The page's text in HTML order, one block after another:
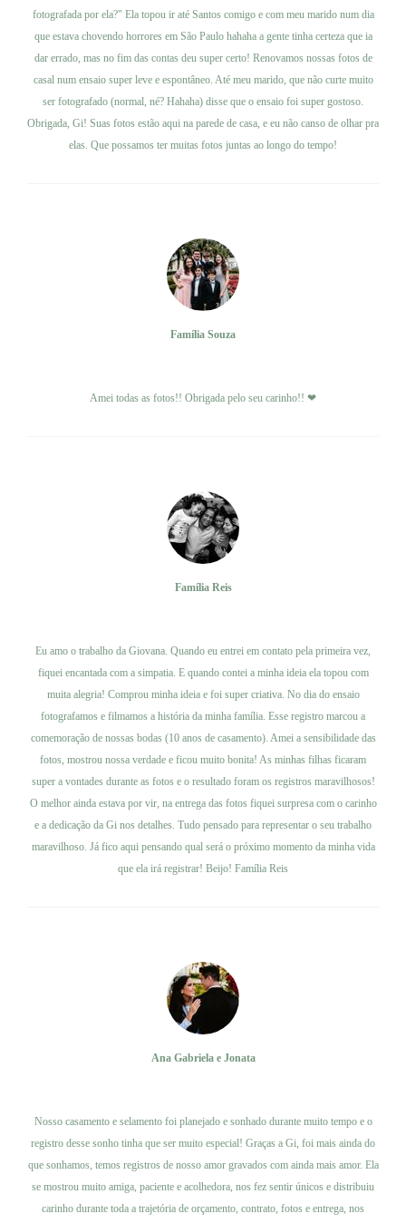
fotografada por ela?" Ela topou ir até Santos comigo e com meu marido num dia
que estava chovendo horrores em São Paulo hahaha a gente tinha certeza que ia
dar errado, mas no fim das contas deu super certo! Renovamos nossas fotos de
casal num ensaio super leve e espontâneo. Até meu marido, que não curte muito
ser fotografado (normal, né? Hahaha) disse que o ensaio foi super gostoso.
Obrigada, Gi! Suas fotos estão aqui na parede de casa, e eu não canso de olhar pra
elas. Que possamos ter muitas fotos juntas ao longo do tempo!
Amei todas as fotos!! Obrigada pelo seu carinho!! ❤
Família Souza
Eu amo o trabalho da Giovana. Quando eu entrei em contato pela primeira vez,
fiquei encantada com a simpatia. E quando contei a minha ideia ela topou com
muita alegria! Comprou minha ideia e foi super criativa. No dia do ensaio
fotografamos e filmamos a história da minha família. Esse registro marcou a
comemoração de nossas bodas (10 anos de casamento). Amei a sensibilidade das
fotos, mostrou nossa verdade e ficou muito bonita! As minhas filhas ficaram
super a vontades durante as fotos e o resultado foram os registros maravilhosos!
O melhor ainda estava por vir, na entrega das fotos fiquei surpresa com o carinho
e a dedicação da Gi nos detalhes. Tudo pensado para representar o seu trabalho
maravilhoso. Já fico aqui pensando qual será o próximo momento da minha vida
que ela irá registrar! Beijo! Família Reis
Família Reis
Nosso casamento e selamento foi planejado e sonhado durante muito tempo e o
registro desse sonho tinha que ser muito especial! Graças a Gi, foi mais ainda do
que sonhamos, temos registros de nosso amor gravados com ainda mais amor. Ela
se mostrou muito amiga, paciente e acolhedora, nos fez sentir únicos e distribuiu
carinho durante toda a trajetória de orçamento, contrato, fotos e entrega, nos
Ana Gabriela e Jonata